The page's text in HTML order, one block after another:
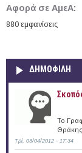
Αφορά σε ΑμεΑ:
880 εμφανίσεις
ΔΗΜΟΦΙΛΗ
Το
Τρί, 03/04/2012 - 17:34